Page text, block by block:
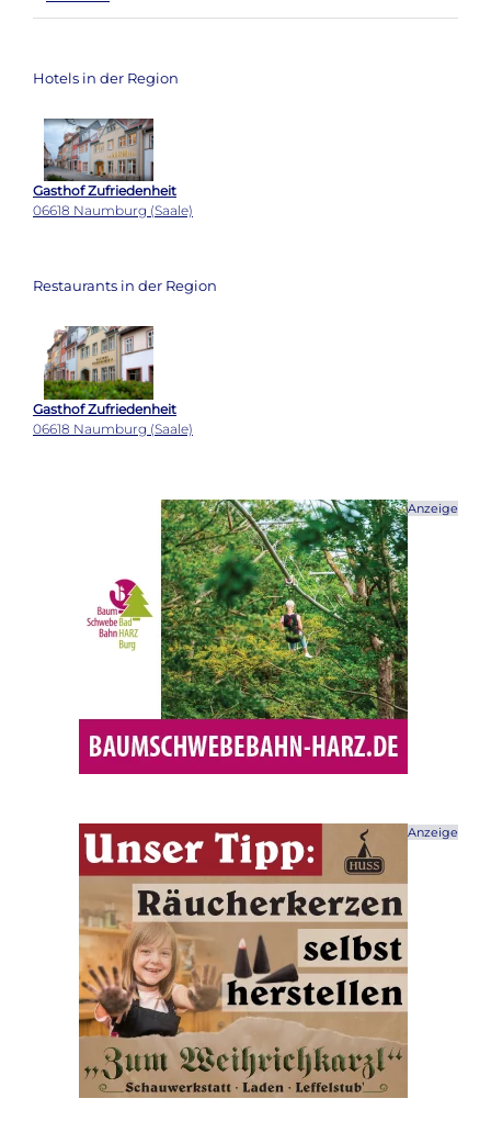
Hotels in der Region
Gasthof Zufriedenheit
06618 Naumburg (Saale)
Restaurants in der Region
Gasthof Zufriedenheit
06618 Naumburg (Saale)
Anzeige
Anzeige